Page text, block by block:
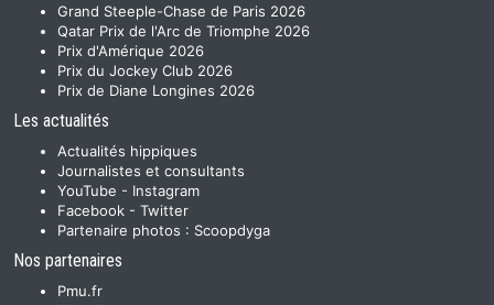
Grand Steeple-Chase de Paris 2026
Qatar Prix de l'Arc de Triomphe 2026
Prix d'Amérique 2026
Prix du Jockey Club 2026
Prix de Diane Longines 2026
Les actualités
Actualités hippiques
Journalistes et consultants
YouTube - Instagram
Facebook - Twitter
Partenaire photos : Scoopdyga
Nos partenaires
Pmu.fr